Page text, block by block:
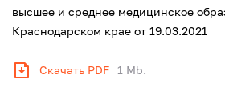
высшее и среднее медицинское
Краснодарском крае от 19.03.2021
Скачать PDF 1 Mb.